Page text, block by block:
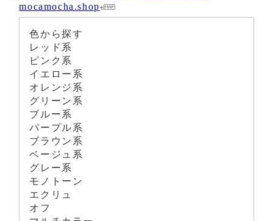
mocamocha.shop
色から探す
レッド系
ピンク系
イエロー系
オレンジ系
グリーン系
ブルー系
パープル系
ブラウン系
ベージュ系
グレー系
モノトーン
エクリュ
オフ